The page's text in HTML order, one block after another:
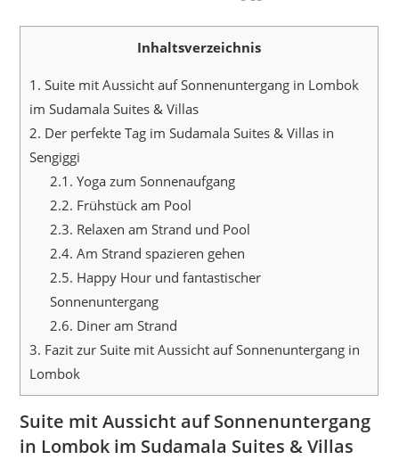
Inhaltsverzeichnis
1. Suite mit Aussicht auf Sonnenuntergang in Lombok
im Sudamala Suites & Villas
2. Der perfekte Tag im Sudamala Suites & Villas in
Sengiggi
2.1. Yoga zum Sonnenaufgang
2.2. Frühstück am Pool
2.3. Relaxen am Strand und Pool
2.4. Am Strand spazieren gehen
2.5. Happy Hour und fantastischer
Sonnenuntergang
2.6. Diner am Strand
3. Fazit zur Suite mit Aussicht auf Sonnenuntergang in
Lombok
Suite mit Aussicht auf Sonnenuntergang
in Lombok im Sudamala Suites & Villas